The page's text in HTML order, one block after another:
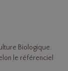
Biologique.
le référenciel